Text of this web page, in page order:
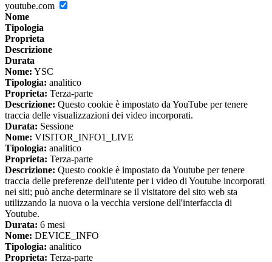
youtube.com
Nome
Tipologia
Proprieta
Descrizione
Durata
Nome: YSC
Tipologia: analitico
Proprieta: Terza-parte
Descrizione: Questo cookie è impostato da YouTube per tenere
traccia delle visualizzazioni dei video incorporati.
Durata: Sessione
Nome: VISITOR_INFO1_LIVE
Tipologia: analitico
Proprieta: Terza-parte
Descrizione: Questo cookie è impostato da Youtube per tenere
traccia delle preferenze dell'utente per i video di Youtube incorporati
nei siti; può anche determinare se il visitatore del sito web sta
utilizzando la nuova o la vecchia versione dell'interfaccia di
Youtube.
Durata: 6 mesi
Nome: DEVICE_INFO
Tipologia: analitico
Proprieta: Terza-parte